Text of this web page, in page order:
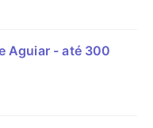
Aguiar - até 300